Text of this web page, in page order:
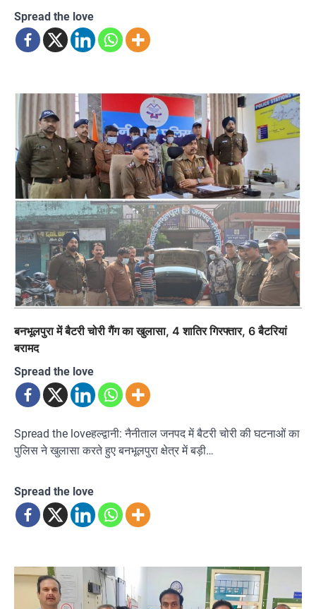
Spread the love
बनभूलपुरा में बैटरी चोरी गैंग का खुलासा, 4 शातिर गिरफ्तार, 6 बैटरियां
बरामद
Spread the love
Spread the loveहल्द्वानी: नैनीताल जनपद में बैटरी चोरी की घटनाओं का
पुलिस ने खुलासा करते हुए बनभूलपुरा क्षेत्र में बड़ी…
Spread the love